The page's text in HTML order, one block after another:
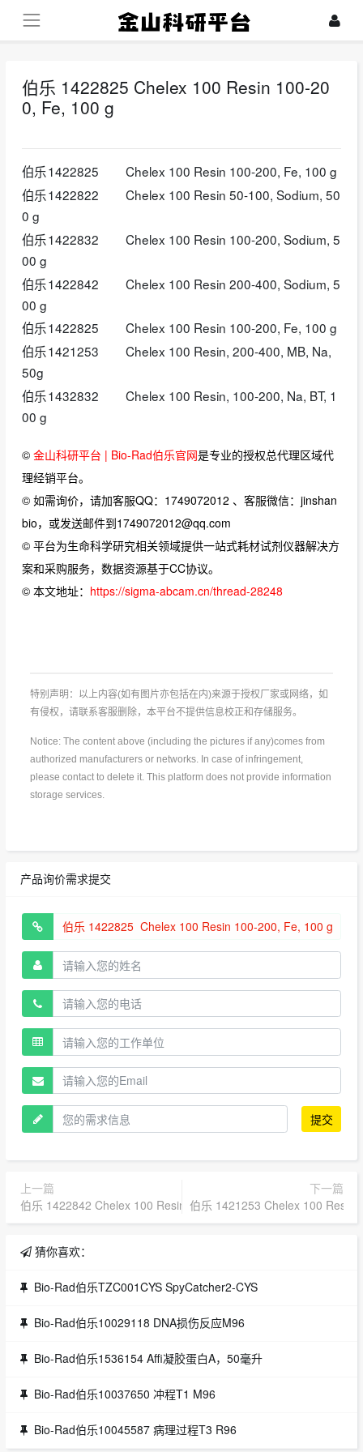
伯乐 1422825 Chelex 100 Resin 100-20
0, Fe, 100 g
伯乐1422825
Chelex 100 Resin 100-200, Fe, 100 g
伯乐1422822
Chelex 100 Resin 50-100, Sodium, 50
0 g
伯乐1422832
Chelex 100 Resin 100-200, Sodium, 5
00 g
伯乐1422842
Chelex 100 Resin 200-400, Sodium, 5
00 g
伯乐1422825
Chelex 100 Resin 100-200, Fe, 100 g
伯乐1421253
Chelex 100 Resin, 200-400, MB, Na,
50g
伯乐1432832
Chelex 100 Resin, 100-200, Na, BT, 1
00 g
© 金山科研平台 | Bio-Rad伯乐官网是专业的授权总代理区域代
理经销平台。
© 如需询价，请加客服QQ：1749072012 、客服微信：jinshan
bio，或发送邮件到1749072012@qq.com
© 平台为生命科学研究相关领域提供一站式耗材试剂仪器解决方
案和采购服务，数据资源基于CC协议。
© 本文地址： https://sigma-abcam.cn/thread-28248
特别声明：以上内容(如有图片亦包括在内)来源于授权厂家或网络，如
有侵权，请联系客服删除，本平台不提供信息校正和存储服务。
Notice: The content above (including the pictures if any)comes from
authorized manufacturers or networks. In case of infringement,
please contact to delete it. This platform does not provide information
storage services.
产品询价需求提交
提交
上一篇
伯乐 1422842 Chelex 100 Resin 200-400, Sodium, 500 g
下一篇
伯乐 1421253 Chelex 100
猜你喜欢：
Bio-Rad伯乐TZC001CYS SpyCatcher2-CYS
Bio-Rad伯乐10029118 DNA损伤反应M96
Bio-Rad伯乐1536154 Affi凝胶蛋白A，50毫升
Bio-Rad伯乐10037650 冲程T1 M96
Bio-Rad伯乐10045587 病理过程T3 R96